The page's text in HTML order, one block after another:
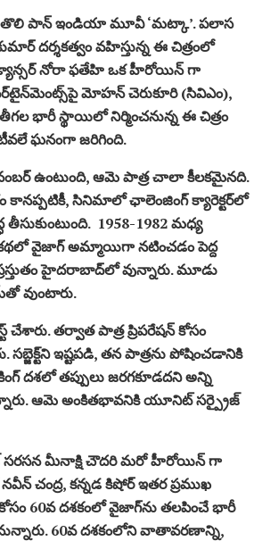
తొలి పాన్ ఇండియా మూవీ ‘మట్కా’. పలాస
దర్శకత్వం వహిస్తున్న ఈ చిత్రంలో
నోరా ఫతేహి ఒక హీరోయిన్ గా
మోహన్ చెరుకూరి (సివిఎం),
భారీ స్థాయిలో నిర్మించనున్న ఈ చిత్రం
ఘనంగా జరిగింది.
ఉంటుంది, ఆమె పాత్ర చాలా కీలకమైనది.
కానప్పటికీ, సినిమాలో ఛాలెంజింగ్ క్యారెక్టర్‌లో
తీసుకుంటుంది. 1958-1982 మధ్య
వైజాగ్ అమ్మాయిగా నటించడం పెద్ద
హైదరాబాద్‌లో వున్నారు. మూడు
వుంటారు.
చేశారు. తర్వాత పాత్ర ప్రిపరేషన్ కోసం
ఇష్టపడి, తన పాత్రను పోషించడానికి
దశలో తప్పులు జరగకూడదని అన్ని
ఆమె అంకితభావనికి యూనిట్ సర్ప్రైజ్
సరసన మీనాక్షి చౌదరి మరో హీరోయిన్ గా
చంద్ర, కన్నడ కిషోర్ ఇతర ప్రముఖ
60వ దశకంలో వైజాగ్‌ను తలపించే భారీ
60వ దశకంలోని వాతావరణాన్ని,